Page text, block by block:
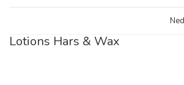
Lotions Hars & Wax